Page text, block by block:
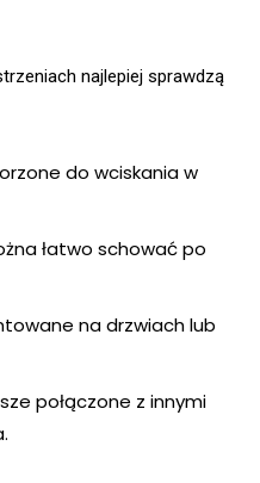
najlepiej sprawdzą
do wciskania w
łatwo schować po
na drzwiach lub
połączone z innymi